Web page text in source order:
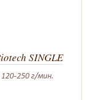
SINGLE
250 г/мин.